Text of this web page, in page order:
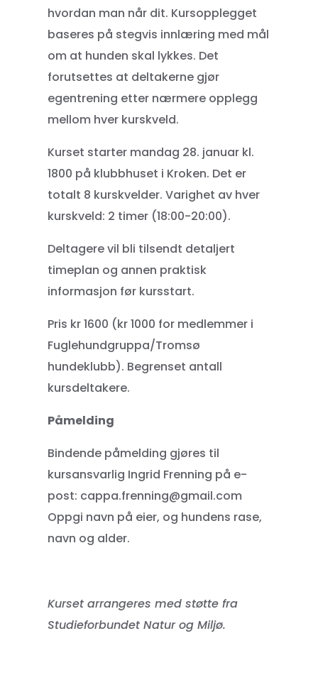
hvordan man når dit. Kursopplegget
baseres på stegvis innlæring med mål
om at hunden skal lykkes. Det
forutsettes at deltakerne gjør
egentrening etter nærmere opplegg
mellom hver kurskveld.
Kurset starter mandag 28. januar kl.
1800 på klubbhuset i Kroken. Det er
totalt 8 kurskvelder. Varighet av hver
kurskveld: 2 timer (18:00-20:00).
Deltagere vil bli tilsendt detaljert
timeplan og annen praktisk
informasjon før kursstart.
Pris kr 1600 (kr 1000 for medlemmer i
Fuglehundgruppa/Tromsø
hundeklubb). Begrenset antall
kursdeltakere.
Påmelding
Bindende påmelding gjøres til
kursansvarlig Ingrid Frenning på e-
post: cappa.frenning@gmail.com
Oppgi navn på eier, og hundens rase,
navn og alder.
Kurset arrangeres med støtte fra
Studieforbundet Natur og Miljø.